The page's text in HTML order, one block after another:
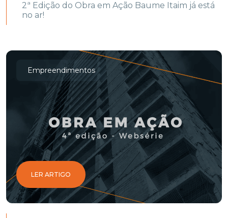
2ª Edição do Obra em Ação Baume Itaim já está
no ar!
Empreendimentos
LER ARTIGO